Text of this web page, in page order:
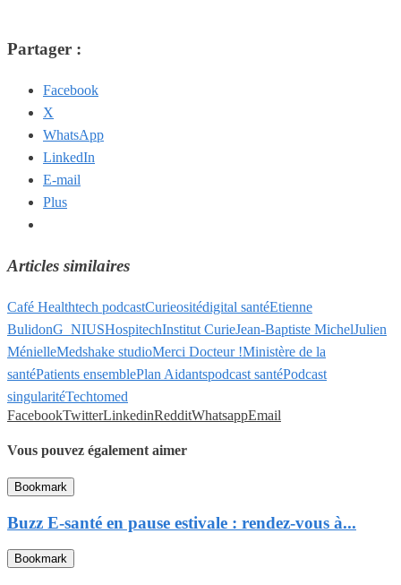
Partager :
Facebook
X
WhatsApp
LinkedIn
E-mail
Plus
Articles similaires
Café Healthtech podcastCurieositédigital santéEtienne
BulidonG_NIUSHospitechInstitut CurieJean-Baptiste MichelJulien
MénielleMedshake studioMerci Docteur !Ministère de la
santéPatients ensemblePlan Aidantspodcast santéPodcast
singularitéTechtomed
FacebookTwitterLinkedinRedditWhatsappEmail
Vous pouvez également aimer
Bookmark
Buzz E-santé en pause estivale : rendez-vous à...
Bookmark